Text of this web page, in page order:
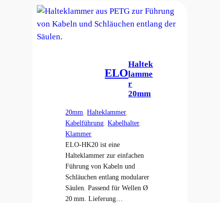
ELO
Haltek
lamme
r
20mm
20mm, Halteklammer
Kabelführung, Kabelhalter
Klammer
ELO-HK20 ist eine
Halteklammer zur einfachen
Führung von Kabeln und
Schläuchen entlang modularer
Säulen. Passend für Wellen Ø
20 mm. Lieferung…